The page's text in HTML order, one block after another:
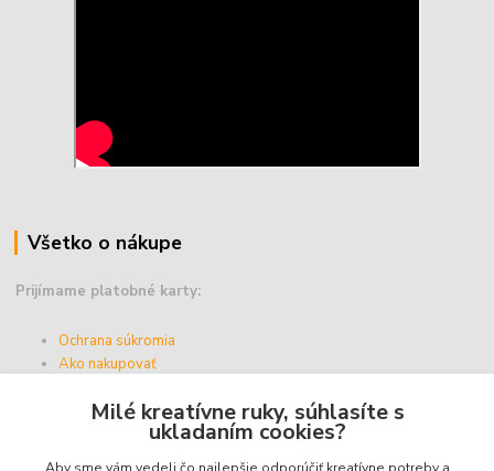
Všetko o nákupe
Prijímame platobné karty:
Ochrana súkromia
Ako nakupovať
Doprava a platba
Obchodné podmienky
Milé kreatívne ruky, súhlasíte s
ukladaním cookies?
Aby sme vám vedeli čo najlepšie odporúčiť kreatívne potreby a